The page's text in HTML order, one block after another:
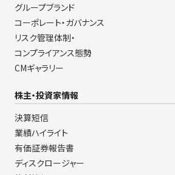
グループブランド
コーポレート・ガバナンス
リスク管理体制・
コンプライアンス態勢
CMギャラリー
株主・投資家情報
決算短信
業績ハイライト
有価証券報告書
ディスクロージャー